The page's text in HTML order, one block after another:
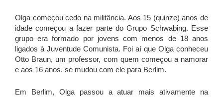
Olga começou cedo na militância. Aos 15 (quinze) anos de
idade começou a fazer parte do Grupo Schwabing. Esse
grupo era formado por jovens com menos de 18 anos
ligados à Juventude Comunista. Foi aí que Olga conheceu
Otto Braun, um professor, com quem começou a namorar
e aos 16 anos, se mudou com ele para Berlim.
Em Berlim, Olga passou a atuar mais ativamente na